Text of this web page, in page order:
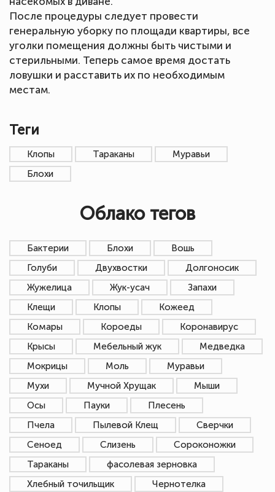
После процедуры следует провести
генеральную уборку по площади квартиры, все
уголки помещения должны быть чистыми и
стерильными. Теперь самое время достать
ловушки и расставить их по необходимым
местам.
Теги
Клопы Тараканы
Муравьи
Блохи
Облако тегов
Бактерии Блохи
Вошь
Голуби
Двухвостки
Долгоносик
Жужелица
Жук-усач
Запахи
Клещи
Клопы
Кожеед
Комары
Короеды
Коронавирус
Крысы
Мебельный жук
Медведка
Мокрицы
Моль
Муравьи
Мухи
Мучной Хрущак
Мыши
Осы
Пауки
Плесень
Пчела
Пылевой Клещ
Сверчки
Сеноед
Слизень
Сороконожки
Тараканы
фасолевая зерновка
Хлебный точильщик
Чернотелка